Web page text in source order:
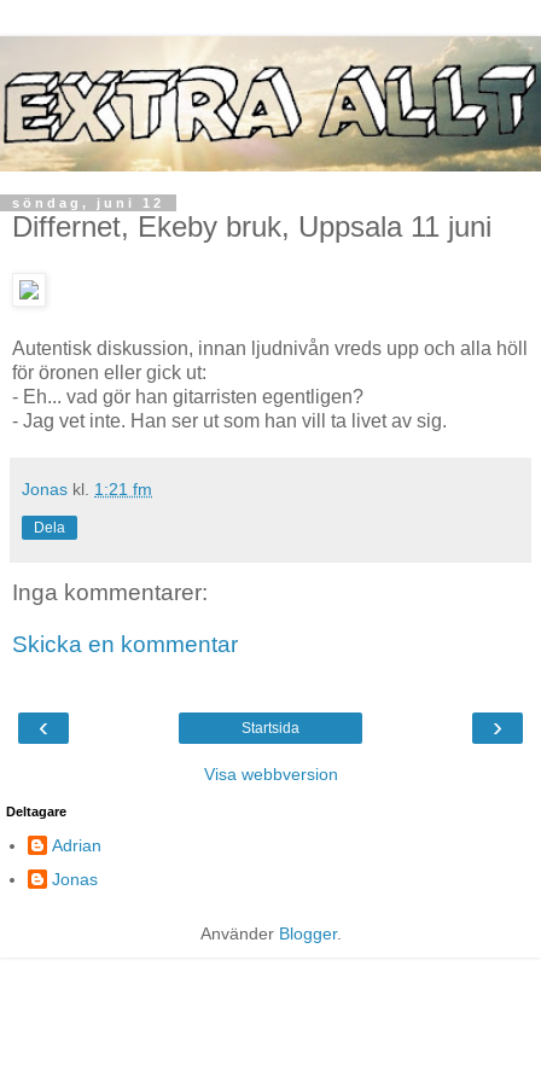
söndag, juni 12
Differnet, Ekeby bruk, Uppsala 11 juni
Autentisk diskussion, innan ljudnivån vreds upp och alla höll
för öronen eller gick ut:
- Eh... vad gör han gitarristen egentligen?
- Jag vet inte. Han ser ut som han vill ta livet av sig.
Jonas kl. 1:21 fm
Dela
Inga kommentarer:
Skicka en kommentar
‹ ›
Startsida
Visa webbversion
Deltagare
Adrian
Jonas
Använder Blogger.